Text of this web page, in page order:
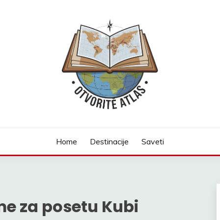
Home Destinacije Saveti
za posetu Kubi